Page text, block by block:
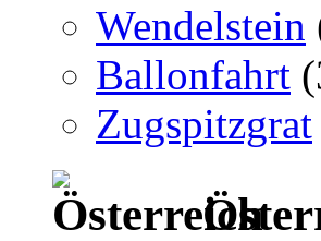
Wendelstein
Ballonfahrt
Zugspitzgrat